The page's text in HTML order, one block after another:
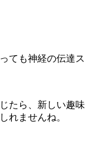
ても神経の伝達ス
たら、新しい趣味
れませんね。